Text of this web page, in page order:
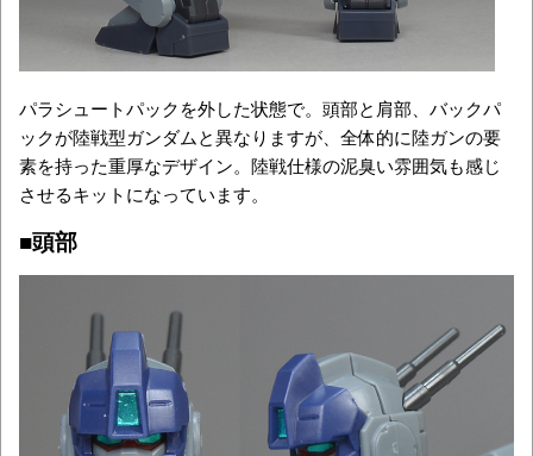
パラシュートパックを外した状態で。頭部と肩部、バックパ
ックが陸戦型ガンダムと異なりますが、全体的に陸ガンの要
素を持った重厚なデザイン。陸戦仕様の泥臭い雰囲気も感じ
させるキットになっています。
■頭部